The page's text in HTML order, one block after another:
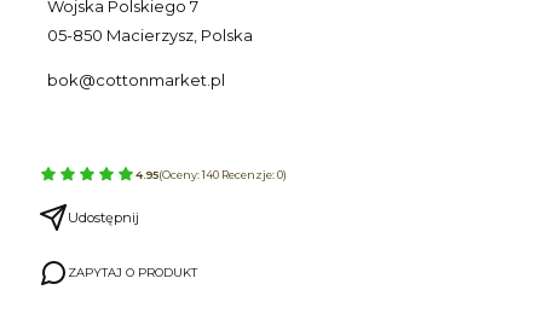
Wojska Polskiego 7
05-850 Macierzysz, Polska
bok@cottonmarket.pl
4.95(Oceny: 140 Recenzje: 0)
Udostępnij
ZAPYTAJ O PRODUKT